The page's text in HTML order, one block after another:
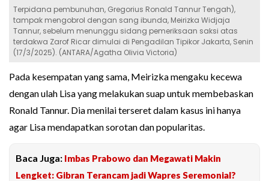
Terpidana pembunuhan, Gregorius Ronald Tannur Tengah),
tampak mengobrol dengan sang ibunda, Meirizka Widjaja
Tannur, sebelum menunggu sidang pemeriksaan saksi atas
terdakwa Zarof Ricar dimulai di Pengadilan Tipikor Jakarta, Senin
(17/3/2025). (ANTARA/Agatha Olivia Victoria)
Pada kesempatan yang sama, Meirizka mengaku kecewa
dengan ulah Lisa yang melakukan suap untuk membebaskan
Ronald Tannur. Dia menilai terseret dalam kasus ini hanya
agar Lisa mendapatkan sorotan dan popularitas.
Baca Juga: Imbas Prabowo dan Megawati Makin
Lengket: Gibran Terancam jadi Wapres Seremonial?